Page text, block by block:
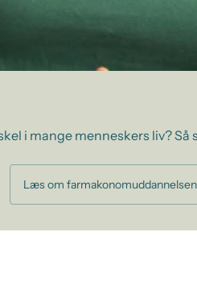
i mange menneskers liv?
Læs om farmakonomuddannelsen